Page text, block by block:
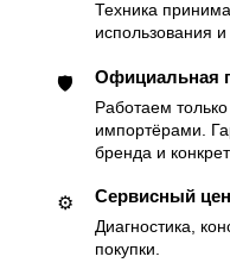
Техника
использования
🛡 Официальная
Работаем
импортёрами.
бренда и
⚙️ Сервисный
Диагностика,
покупки.